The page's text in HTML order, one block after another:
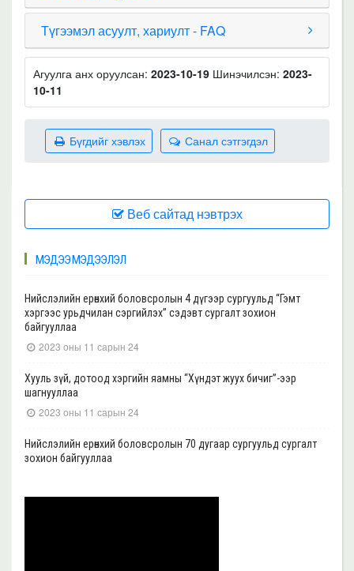
Түгээмэл асуулт, хариулт - FAQ
Агуулга анх оруулсан: 2023-10-19 Шинэчилсэн: 2023-
10-11
Санал сэтгэгдэл
Бүгдийг хэвлэх
Веб сайтад нэвтрэх
МЭДЭЭ МЭДЭЭЛЭЛ
Нийслэлийн ерөнхий боловсролын 4 дүгээр сургуульд “Гэмт
хэргээс урьдчилан сэргийлэх” сэдэвт сургалт зохион
байгууллаа
2023 оны 11 сарын 24
Хууль зүй, дотоод хэргийн яамны “Хүндэт жуух бичиг”-ээр
шагнууллаа
2023 оны 11 сарын 24
Нийслэлийн ерөнхий боловсролын 70 дугаар сургуульд сургалт
зохион байгууллаа